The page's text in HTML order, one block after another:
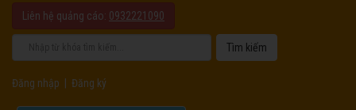
Liên hệ quảng cáo: 0932221090
Đăng nhập Đăng ký